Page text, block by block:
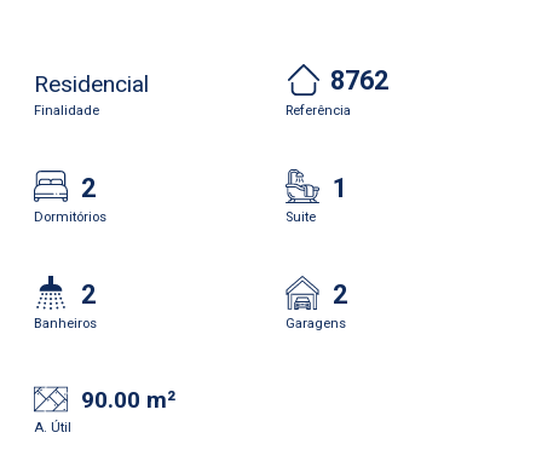
Residencial
Finalidade
8762
Referência
2
Dormitórios
1
Suite
2
Banheiros
2
Garagens
90.00 m²
A. Útil